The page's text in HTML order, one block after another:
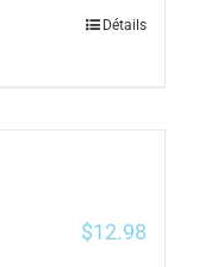
Détails
$12.98